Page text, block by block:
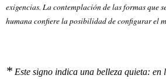
exigencias. La contemplación de las formas que
humana confiere la posibilidad de configurar el
* Este signo indica una belleza quieta: